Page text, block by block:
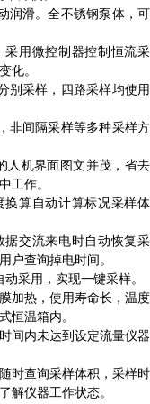
润滑。全不锈钢泵体，可
用微控制器控制恒流采
化。
别采样，四路采样均使用
非间隔采样等多种采样方
人机界面图文并茂，省去
工作。
算自动计算标况采样体
交流来电时自动恢复采
户查询掉电时间。
采用，实现一键采样。
加热，使用寿命长，温度
恒温箱内。
间内未达到设定流量仪器
时查询采样体积，采样时
解仪器工作状态。